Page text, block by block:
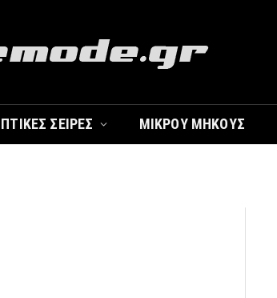
ΣΕΙΡΈΣ ΜΙΚΡΟΎ ΜΉΚΟΥΣ